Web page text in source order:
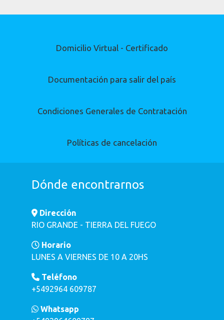
Domicilio Virtual - Certificado
Documentación para salir del país
Condiciones Generales de Contratación
Políticas de cancelación
Dónde encontrarnos
Dirección
RIO GRANDE - TIERRA DEL FUEGO
Horario
LUNES A VIERNES DE 10 A 20HS
Teléfono
+5492964 609787
Whatsapp